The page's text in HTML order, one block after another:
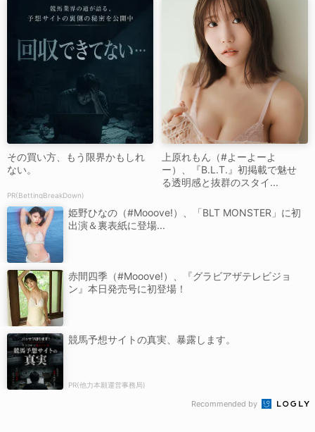
その買い方、もう限界かもしれ
ない。
PR(BettingBreakDown)
上原れもん（#よーよーよ
ー）、『B.L.T.』初掲載で魅せ
る透明感と抜群のスタイ...
姫野ひなの（#Mooove!）、「BLT MONSTER」に初
出演＆裏表紙に登場...
赤間四季（#Mooove!）、『グラビアザテレビジョ
ン』本日発売号に初登場！
競馬予想サイトの真実、暴露します。
PR(他力本願運営事務局)
Recommended by